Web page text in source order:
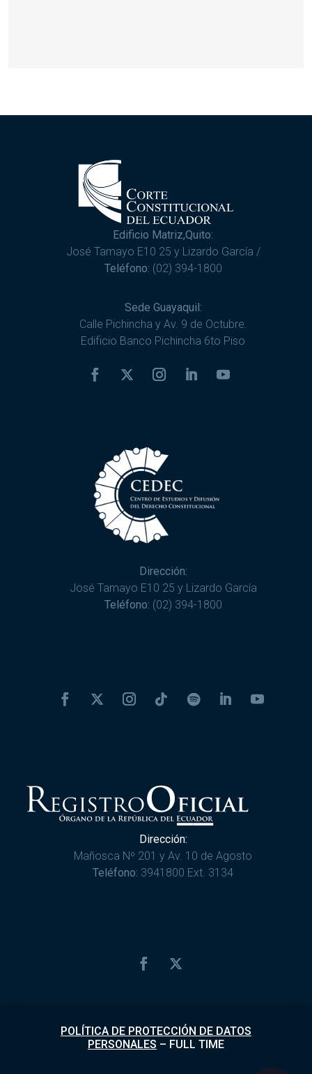
Edificio Matriz,Quito:
José Tamayo E10 25 y Lizardo García /
Teléfono: (02) 394-1800
Sede Guayaquil:
Calle Pichincha y Av. 9 de Octubre.
Edificio Banco Pichincha 6to Piso
Dirección:
José Tamayo E10 25 y Lizardo García
Teléfono: (02) 394-1800
Dirección:
Mañosca Nº 201 y Av. 10 de Agosto
Teléfono: 3941800 Ext. 3134
POLÍTICA DE PROTECCIÓN DE DATOS
PERSONALES – FULL TIME